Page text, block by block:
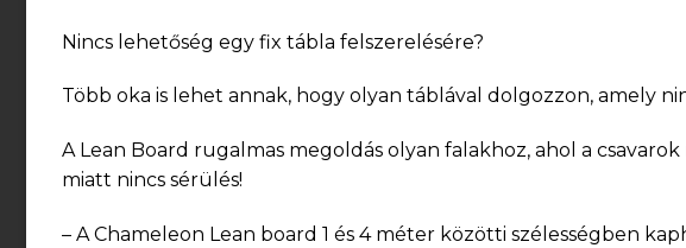
Nincs lehetőség egy fix tábla felszerelésére?
Több oka is lehet annak, hogy olyan táblával dolgozzon, amely
A Lean Board rugalmas megoldás olyan falakhoz, ahol a
miatt nincs sérülés!
– A Chameleon Lean board 1 és 4 méter közötti szélességben